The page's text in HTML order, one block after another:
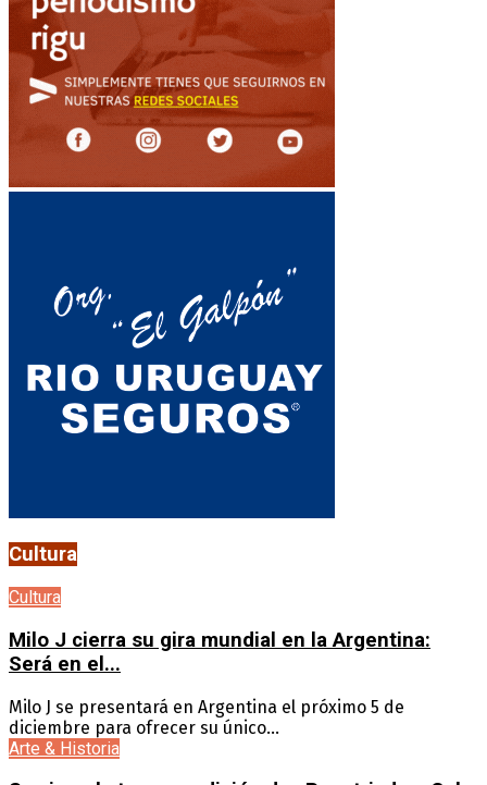
Cultura
Cultura
Milo J cierra su gira mundial en la Argentina:
Será en el...
Milo J se presentará en Argentina el próximo 5 de
diciembre para ofrecer su único...
Arte & Historia